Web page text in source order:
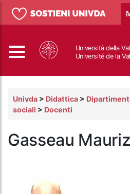
Università della
Université de la
Univda > Didattica >
sociali > Docenti
Gasseau